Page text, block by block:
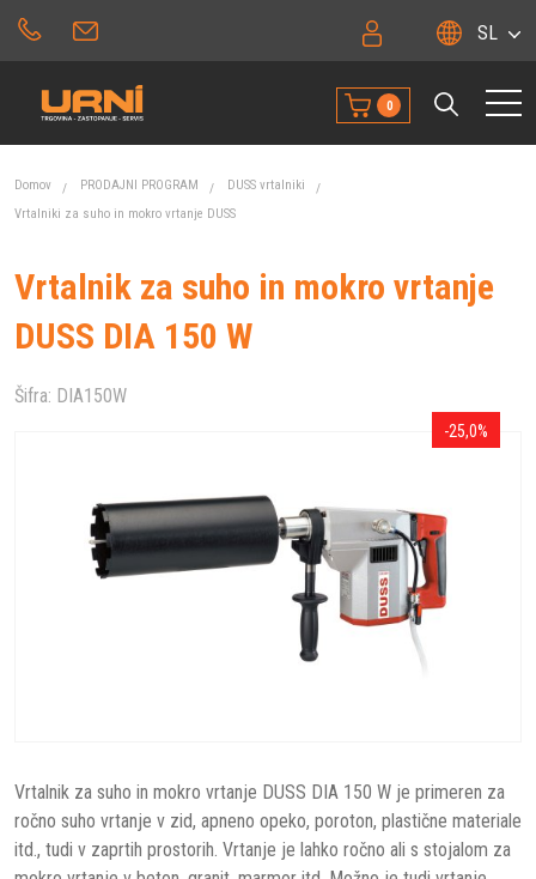
SL
0
Domov PRODAJNI PROGRAM
DUSS vrtalniki
Vrtalniki za suho in mokro vrtanje DUSS
Vrtalnik za suho in mokro vrtanje
DUSS DIA 150 W
Šifra: DIA150W
Vrtalnik za suho in mokro vrtanje DUSS DIA 150 W je primeren za
ročno suho vrtanje v zid, apneno opeko, poroton, plastične materiale
itd., tudi v zaprtih prostorih. Vrtanje je lahko ročno ali s stojalom za
-25,0%